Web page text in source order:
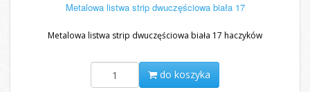
Metalowa listwa strip dwuczęściowa biała 17
Metalowa listwa strip dwuczęściowa biała 17 haczyków
do koszyka